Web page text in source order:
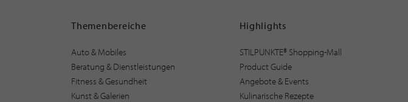
Themenbereiche
Auto & Mobiles
Beratung & Dienstleistungen
Fitness & Gesundheit
Kunst & Galerien
Highlights
STILPUNKTE® Shopping-Mall
Product Guide
Angebote & Events
Kulinarische Rezepte